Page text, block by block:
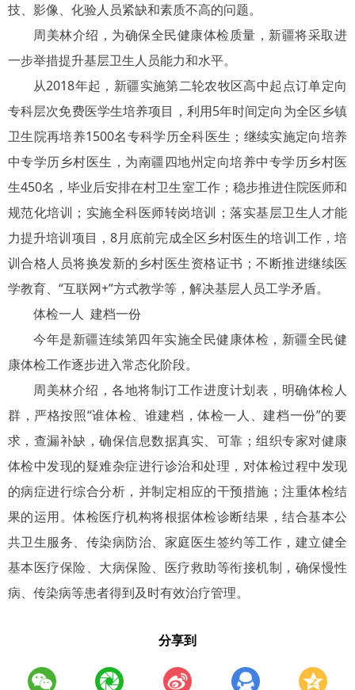
技、影像、化验人员紧缺和素质不高的问题。
周美林介绍，为确保全民健康体检质量，新疆将采取进
一步举措提升基层卫生人员能力和水平。
从2018年起，新疆实施第二轮农牧区高中起点订单定向
专科层次免费医学生培养项目，利用5年时间定向为全区乡镇
卫生院再培养1500名专科学历全科医生；继续实施定向培养
中专学历乡村医生，为南疆四地州定向培养中专学历乡村医
生450名，毕业后安排在村卫生室工作；稳步推进住院医师和
规范化培训；实施全科医师转岗培训；落实基层卫生人才能
力提升培训项目，8月底前完成全区乡村医生的培训工作，培
训合格人员将换发新的乡村医生资格证书；不断推进继续医
学教育、“互联网+”方式教学等，解决基层人员工学矛盾。
体检一人 建档一份
今年是新疆连续第四年实施全民健康体检，新疆全民健
康体检工作逐步进入常态化阶段。
周美林介绍，各地将制订工作进度计划表，明确体检人
群，严格按照“谁体检、谁建档，体检一人、建档一份”的要
求，查漏补缺，确保信息数据真实、可靠；组织专家对健康
体检中发现的疑难杂症进行诊治和处理，对体检过程中发现
的病症进行综合分析，并制定相应的干预措施；注重体检结
果的运用。体检医疗机构将根据体检诊断结果，结合基本公
共卫生服务、传染病防治、家庭医生签约等工作，建立健全
基本医疗保险、大病保险、医疗救助等衔接机制，确保慢性
病、传染病等患者得到及时有效治疗管理。
分享到